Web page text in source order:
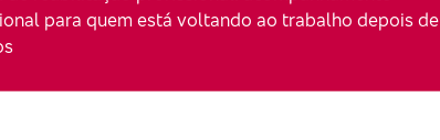
para quem está voltando ao trabalho depois de